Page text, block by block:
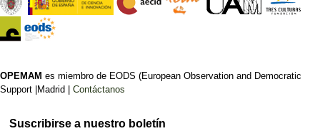
OPEMAM es miembro de EODS (European Observation and Democratic
Support |Madrid | Contáctanos
Suscribirse a nuestro boletín